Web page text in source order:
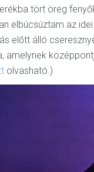
tört öreg
elbúcsúztam az
előtt álló
olvasható.)